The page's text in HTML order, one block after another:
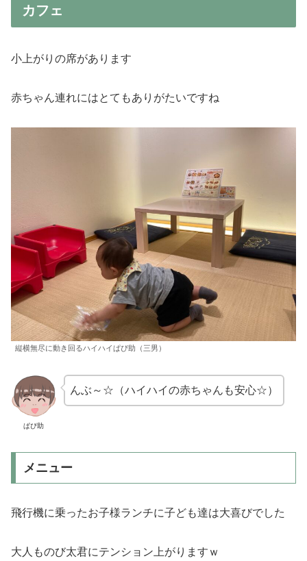
カフェ
小上がりの席があります
赤ちゃん連れにはとてもありがたいですね
縦横無尽に動き回るハイハイぱぴ助（三男）
ぱぴ助
んぶ～☆（ハイハイの赤ちゃんも安心☆）
メニュー
飛行機に乗ったお子様ランチに子ども達は大喜びでした
大人ものび太君にテンション上がりますｗ